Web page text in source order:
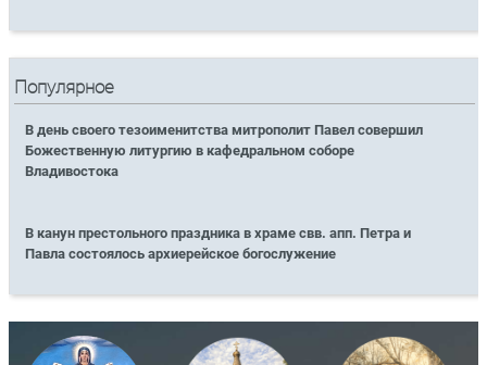
Популярное
В день своего тезоименитства митрополит Павел совершил
Божественную литургию в кафедральном соборе
Владивостока
В канун престольного праздника в храме свв. апп. Петра и
Павла состоялось архиерейское богослужение